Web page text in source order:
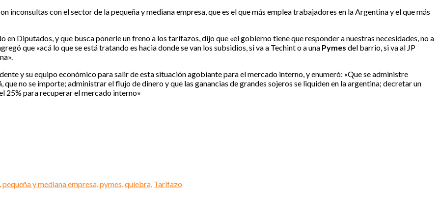
inconsultas con el sector de la pequeña y mediana empresa, que es el que más emplea trabajadores en la Argentina y el que más
Diputados, y que busca ponerle un freno a los tarifazos, dijo que «el gobierno tiene que responder a nuestras necesidades, no a
que «acá lo que se está tratando es hacia donde se van los subsidios, si va a Techint o a una Pymes del barrio, si va al JP
y su equipo económico para salir de esta situación agobiante para el mercado interno, y enumeró: «Que se administre
no se importe; administrar el flujo de dinero y que las ganancias de grandes sojeros se liquiden en la argentina; decretar un
25% para recuperar el mercado interno»
pequeña y mediana empresa, pymes, quiebra, Tarifazo